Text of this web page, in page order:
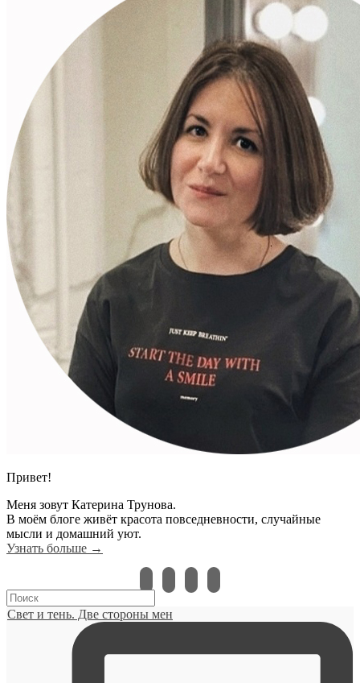
Привет!
Меня зовут Катерина Трунова.
В моём блоге живёт красота повседневности, случайные
мысли и домашний уют.
Узнать больше →
Свет и тень. Две стороны мен